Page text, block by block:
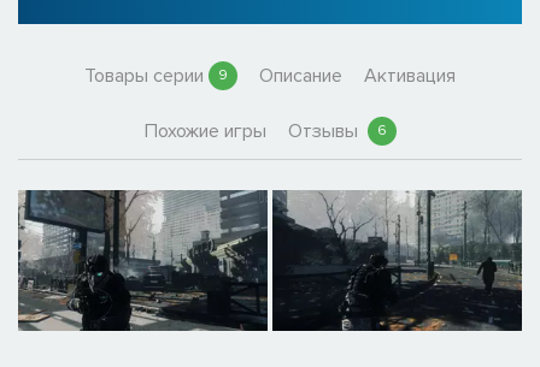
Товары серии 9 Описание Активация
Похожие игры Отзывы 6